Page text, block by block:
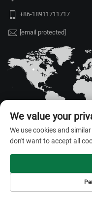
+86-18911711717
[email protected]
Minden jog
We value your
We use cookies and
don't want to accept all